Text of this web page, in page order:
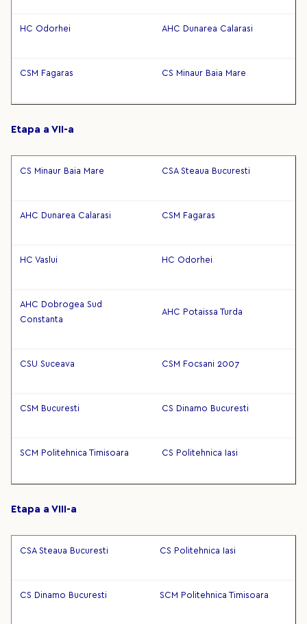
HC Odorhei AHC Dunarea Calarasi
CSM Fagaras CS Minaur Baia Mare
Etapa a VII-a
CS Minaur Baia Mare CSA Steaua Bucuresti
AHC Dunarea Calarasi CSM Fagaras
HC Vaslui HC Odorhei
AHC Dobrogea Sud
Constanta
AHC Potaissa Turda
CSU Suceava CSM Focsani 2007
CSM Bucuresti CS Dinamo Bucuresti
SCM Politehnica Timisoara CS Politehnica Iasi
Etapa a VIII-a
CSA Steaua Bucuresti CS Politehnica Iasi
CS Dinamo Bucuresti SCM Politehnica Timisoara